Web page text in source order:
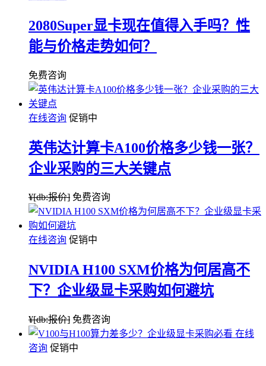
2080Super显卡现在值得入手吗？性
能与价格走势如何？
免费咨询
在线咨询 促销中
英伟达计算卡A100价格多少钱一张？
企业采购的三大关键点
¥[db:报价] 免费咨询
在线咨询 促销中
NVIDIA H100 SXM价格为何居高不
下？企业级显卡采购如何避坑
¥[db:报价] 免费咨询
在线
咨询 促销中